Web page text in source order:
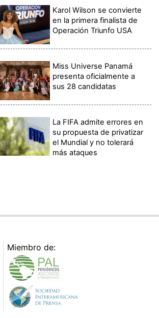
Karol Wilson se convierte
en la primera finalista de
Operación Triunfo USA
Miss Universe Panamá
presenta oficialmente a
sus 28 candidatas
La FIFA admite errores en
su propuesta de privatizar
el Mundial y no tolerará
más ataques
Miembro de: